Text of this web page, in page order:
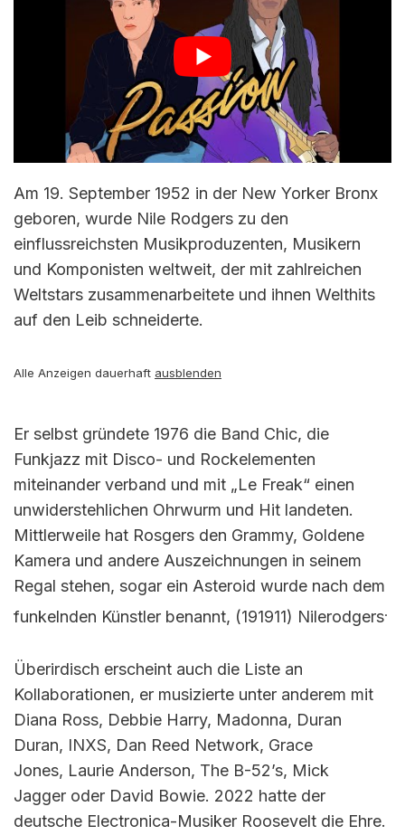
Am 19. September 1952 in der New Yorker Bronx
geboren, wurde Nile Rodgers zu den
einflussreichsten Musikproduzenten, Musikern
und Komponisten weltweit, der mit zahlreichen
Weltstars zusammenarbeitete und ihnen Welthits
auf den Leib schneiderte.
Alle Anzeigen dauerhaft ausblenden
Er selbst gründete 1976 die Band Chic, die
Funkjazz mit Disco- und Rockelementen
miteinander verband und mit „Le Freak“ einen
unwiderstehlichen Ohrwurm und Hit landeten.
Mittlerweile hat Rosgers den Grammy, Goldene
Kamera und andere Auszeichnungen in seinem
Regal stehen, sogar ein Asteroid wurde nach dem
funkelnden Künstler benannt, (191911) Nilerodgers.
Überirdisch erscheint auch die Liste an
Kollaborationen, er musizierte unter anderem mit
Diana Ross, Debbie Harry, Madonna, Duran
Duran, INXS, Dan Reed Network, Grace
Jones, Laurie Anderson, The B-52’s, Mick
Jagger oder David Bowie. 2022 hatte der
deutsche Electronica-Musiker Roosevelt die Ehre.